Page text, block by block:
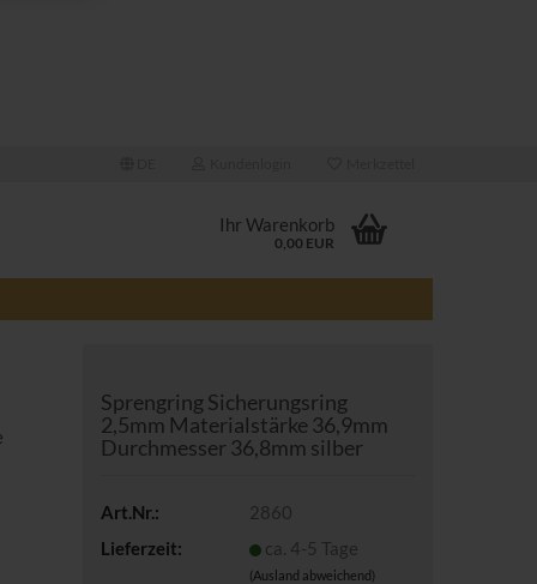
Ihr Warenkorb
0,00 EUR
Sprengring Sicherungsring
2,5mm Materialstärke 36,9mm
Durchmesser 36,8mm silber
Art.Nr.:
2860
Lieferzeit:
ca. 4-5 Tage
(Ausland abweichend)